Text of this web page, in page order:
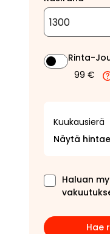
Rinta-
99 €
Kuukausierä
Näytä
Haluan
Hae